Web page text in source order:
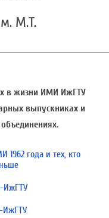
М.Т.
в жизни ИМИ ИжГТУ
выпускниках и